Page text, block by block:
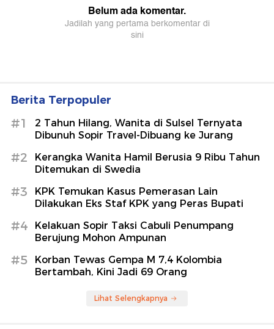
Berita Terpopuler
#1
2 Tahun Hilang, Wanita di Sulsel Ternyata
Dibunuh Sopir Travel-Dibuang ke Jurang
#2
Kerangka Wanita Hamil Berusia 9 Ribu Tahun
Ditemukan di Swedia
#3
KPK Temukan Kasus Pemerasan Lain
Dilakukan Eks Staf KPK yang Peras Bupati
#4
Kelakuan Sopir Taksi Cabuli Penumpang
Berujung Mohon Ampunan
#5
Korban Tewas Gempa M 7,4 Kolombia
Bertambah, Kini Jadi 69 Orang
Lihat Selengkapnya